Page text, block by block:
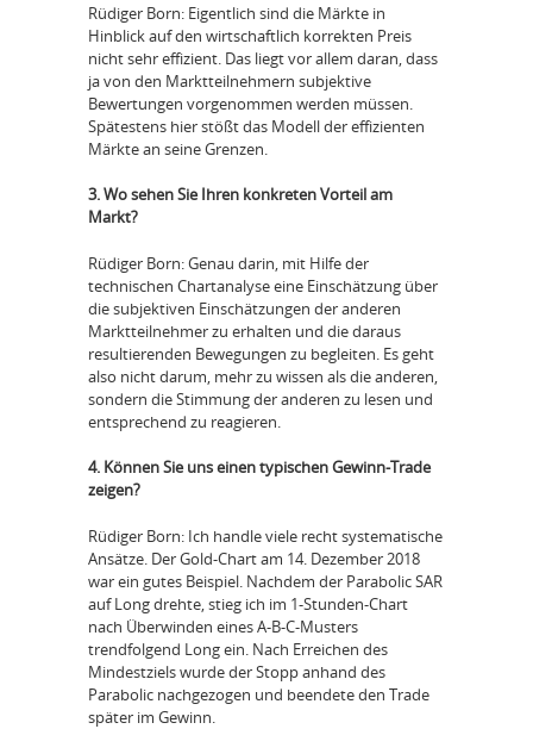
Rüdiger Born: Eigentlich sind die Märkte in
Hinblick auf den wirtschaftlich korrekten Preis
nicht sehr effizient. Das liegt vor allem daran, dass
ja von den Marktteilnehmern subjektive
Bewertungen vorgenommen werden müssen.
Spätestens hier stößt das Modell der effizienten
Märkte an seine Grenzen.
3. Wo sehen Sie Ihren konkreten Vorteil am
Markt?
Rüdiger Born: Genau darin, mit Hilfe der
technischen Chartanalyse eine Einschätzung über
die subjektiven Einschätzungen der anderen
Marktteilnehmer zu erhalten und die daraus
resultierenden Bewegungen zu begleiten. Es geht
also nicht darum, mehr zu wissen als die anderen,
sondern die Stimmung der anderen zu lesen und
entsprechend zu reagieren.
4. Können Sie uns einen typischen Gewinn-Trade
zeigen?
Rüdiger Born: Ich handle viele recht systematische
Ansätze. Der Gold-Chart am 14. Dezember 2018
war ein gutes Beispiel. Nachdem der Parabolic SAR
auf Long drehte, stieg ich im 1-Stunden-Chart
nach Überwinden eines A-B-C-Musters
trendfolgend Long ein. Nach Erreichen des
Mindestziels wurde der Stopp anhand des
Parabolic nachgezogen und beendete den Trade
später im Gewinn.